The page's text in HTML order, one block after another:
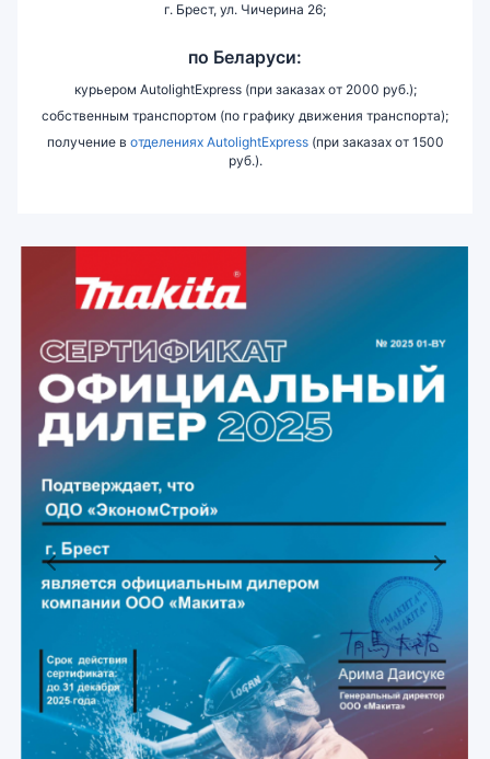
г. Брест, ул. Чичерина 26;
по Беларуси:
курьером AutolightExpress (при заказах от 2000 руб.);
собственным транспортом (по графику движения транспорта);
получение в отделениях AutolightExpress(при заказах от 1500
руб.).
Previous Next